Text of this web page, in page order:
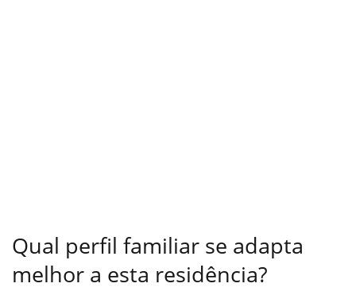
Qual perfil familiar se adapta
melhor a esta residência?